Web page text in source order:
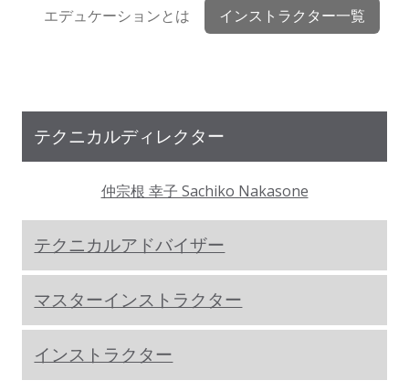
エデュケーションとは インストラクター一覧
テクニカルディレクター
仲宗根 幸子 Sachiko Nakasone
テクニカルアドバイザー
マスターインストラクター
インストラクター